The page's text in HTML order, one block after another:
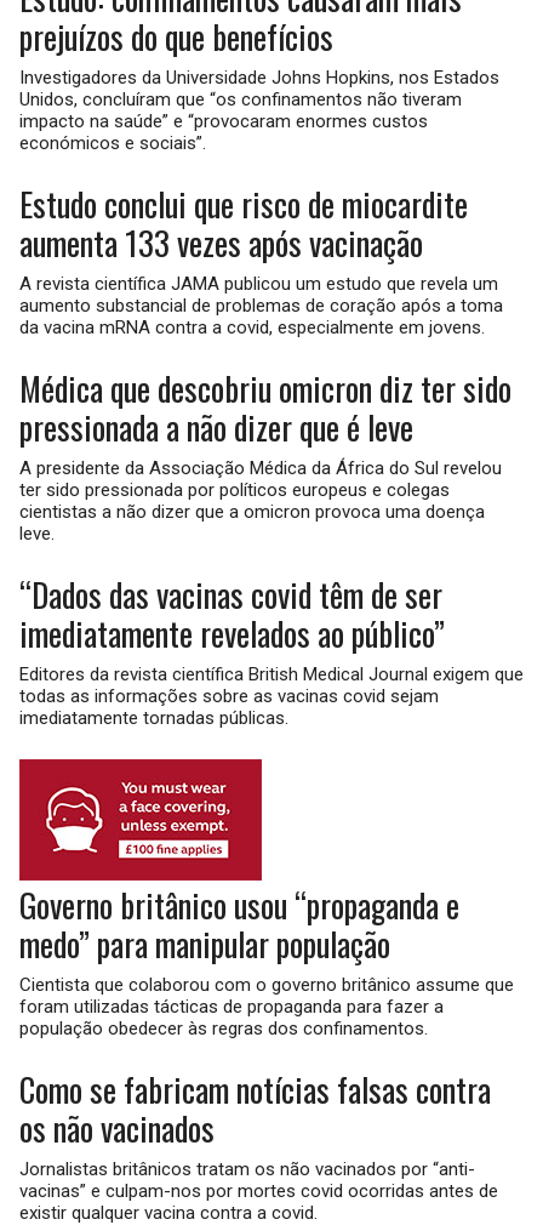
prejuízos do que benefícios
Investigadores da Universidade Johns Hopkins, nos Estados
Unidos, concluíram que “os confinamentos não tiveram
impacto na saúde” e “provocaram enormes custos
económicos e sociais”.
Estudo conclui que risco de miocardite
aumenta 133 vezes após vacinação
A revista científica JAMA publicou um estudo que revela um
aumento substancial de problemas de coração após a toma
da vacina mRNA contra a covid, especialmente em jovens.
Médica que descobriu omicron diz ter sido
pressionada a não dizer que é leve
A presidente da Associação Médica da África do Sul revelou
ter sido pressionada por políticos europeus e colegas
cientistas a não dizer que a omicron provoca uma doença
leve.
“Dados das vacinas covid têm de ser
imediatamente revelados ao público”
Editores da revista científica British Medical Journal exigem que
todas as informações sobre as vacinas covid sejam
imediatamente tornadas públicas.
Governo britânico usou “propaganda e
medo” para manipular população
Cientista que colaborou com o governo britânico assume que
foram utilizadas tácticas de propaganda para fazer a
população obedecer às regras dos confinamentos.
Como se fabricam notícias falsas contra
os não vacinados
Jornalistas britânicos tratam os não vacinados por “anti-
vacinas” e culpam-nos por mortes covid ocorridas antes de
existir qualquer vacina contra a covid.